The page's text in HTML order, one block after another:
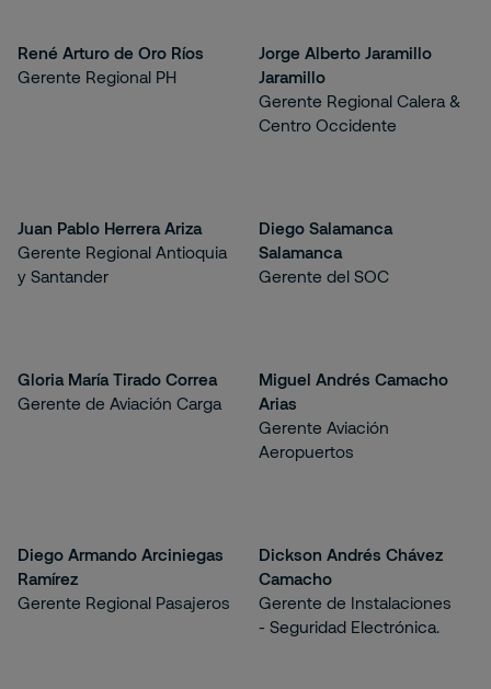
René Arturo de Oro Ríos
Gerente Regional PH
Jorge Alberto Jaramillo
Jaramillo
Gerente Regional Calera &
Centro Occidente
Juan Pablo Herrera Ariza
Gerente Regional Antioquia
y Santander
Diego Salamanca
Salamanca
Gerente del SOC
Gloria María Tirado Correa
Gerente de Aviación Carga
Miguel Andrés Camacho
Arias
Gerente Aviación
Aeropuertos
Diego Armando Arciniegas
Ramírez
Gerente Regional Pasajeros
Dickson Andrés Chávez
Camacho
Gerente de Instalaciones
- Seguridad Electrónica.